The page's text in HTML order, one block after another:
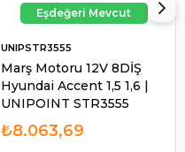
Marş Motoru 12V 8DİŞ
Hyundai Accent 1,5 1,6 |
UNIPOINT STR3555
UNIPSTR3555
₺8.063,69